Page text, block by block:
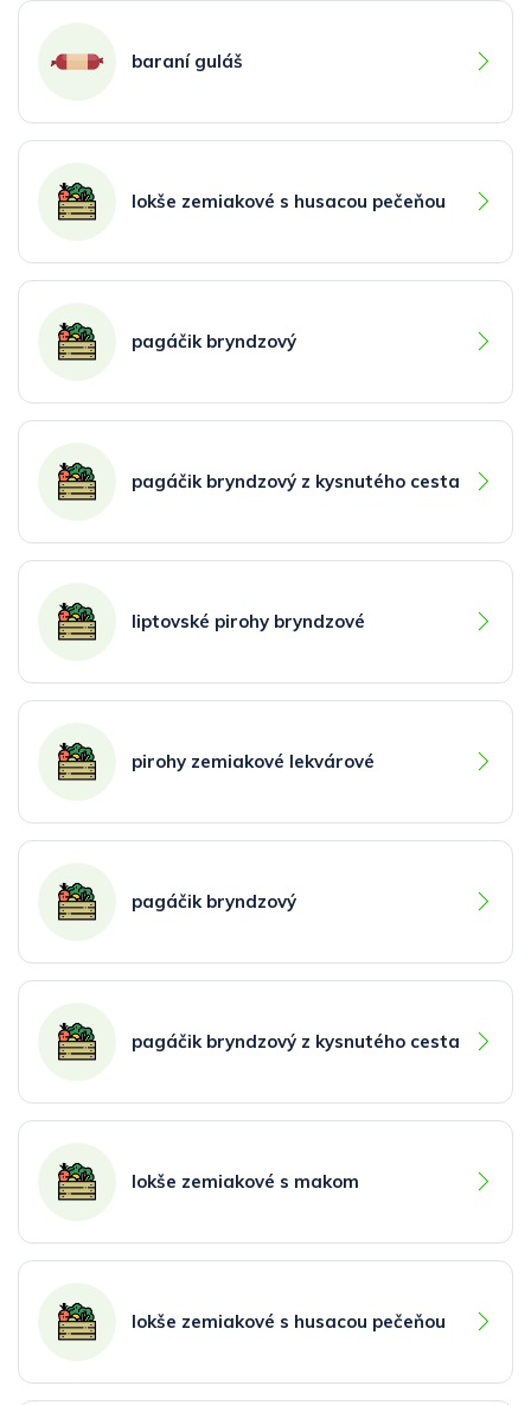
baraní guláš
lokše zemiakové s husacou pečeňou
pagáčik bryndzový
pagáčik bryndzový z kysnutého cesta
liptovské pirohy bryndzové
pirohy zemiakové lekvárové
pagáčik bryndzový
pagáčik bryndzový z kysnutého cesta
lokše zemiakové s makom
lokše zemiakové s husacou pečeňou